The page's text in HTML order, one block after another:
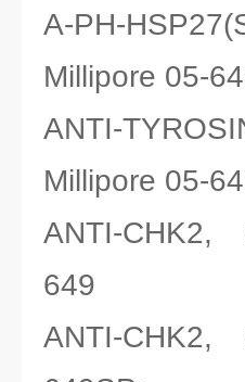
A-PH-
Millipore 05-
ANTI-
Millipore 05-
ANTI-CHK2,
649
ANTI-CHK2,